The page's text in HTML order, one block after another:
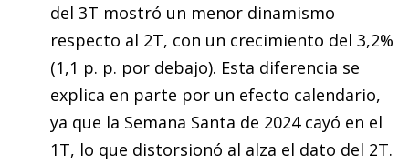
del 3T mostró un menor dinamismo
respecto al 2T, con un crecimiento del 3,2%
(1,1 p. p. por debajo). Esta diferencia se
explica en parte por un efecto calendario,
ya que la Semana Santa de 2024 cayó en el
1T, lo que distorsionó al alza el dato del 2T.